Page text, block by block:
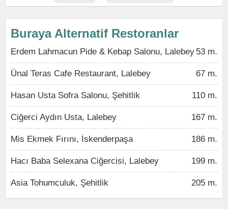
Buraya Alternatif Restoranlar
Erdem Lahmacun Pide & Kebap Salonu, Lalebey 53 m.
Ünal Teras Cafe Restaurant, Lalebey 67 m.
Hasan Usta Sofra Salonu, Şehitlik 110 m.
Ciğerci Aydın Usta, Lalebey 167 m.
Mis Ekmek Fırını, İskenderpaşa 186 m.
Hacı Baba Selexana Ciğercisi, Lalebey 199 m.
Asia Tohumculuk, Şehitlik 205 m.